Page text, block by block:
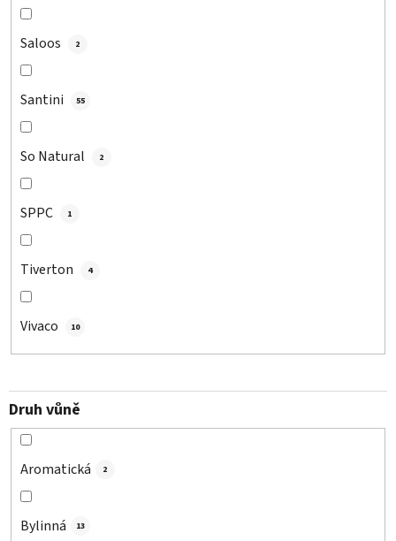
Saloos 2
Santini 55
So Natural 2
SPPC 1
Tiverton 4
Vivaco 10
Druh vůně
Aromatická 2
Bylinná 13